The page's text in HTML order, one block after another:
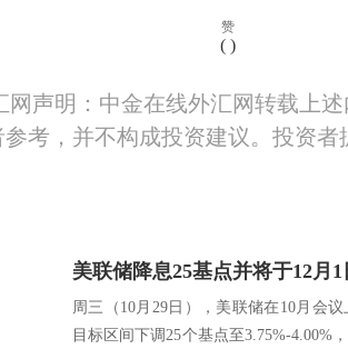
赞
( )
网声明：中金在线外汇网转载上
考，并不构成投资建议。投资
周三（10月29日），美联储在10月会
目标区间下调25个基点至3.75%-4.00%